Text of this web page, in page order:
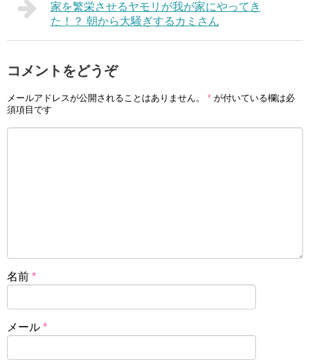
家を繁栄させるヤモリが我が家にやってき
た！？ 朝から大騒ぎするカミさん
コメントをどうぞ
メールアドレスが公開されることはありません。 * が付いている欄は必
須項目です
名前 *
メール *